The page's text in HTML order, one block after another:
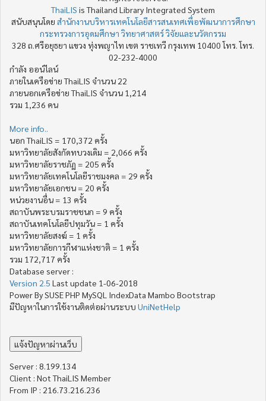
ThaiLIS is Thailand Library Integrated System
สนับสนุนโดย สำนักงานบริหารเทคโนโลยีสารสนเทศเพื่อพัฒนาการศึกษา
กระทรวงการอุดมศึกษา วิทยาศาสตร์ วิจัยและนวัตกรรม
328 ถ.ศรีอยุธยา แขวง ทุ่งพญาไท เขต ราชเทวี กรุงเทพ 10400 โทร. โทร.
02-232-4000
กำลัง ออน์ไลน์
ภายในเครือข่าย ThaiLIS จำนวน 22
ภายนอกเครือข่าย ThaiLIS จำนวน 1,214
รวม 1,236 คน
More info..
นอก ThaiLIS = 170,372 ครั้ง
มหาวิทยาลัยสังกัดทบวงเดิม = 2,066 ครั้ง
มหาวิทยาลัยราชภัฏ = 205 ครั้ง
มหาวิทยาลัยเทคโนโลยีราชมงคล = 29 ครั้ง
มหาวิทยาลัยเอกชน = 20 ครั้ง
หน่วยงานอื่น = 13 ครั้ง
สถาบันพระบรมราชชนก = 9 ครั้ง
สถาบันเทคโนโลยีปทุมวัน = 1 ครั้ง
มหาวิทยาลัยสงฆ์ = 1 ครั้ง
มหาวิทยาลัยการกีฬาแห่งชาติ = 1 ครั้ง
รวม 172,717 ครั้ง
Database server :
Version 2.5 Last update 1-06-2018
Power By SUSE PHP MySQL IndexData Mambo Bootstrap
มีปัญหาในการใช้งานติดต่อผ่านระบบ UniNetHelp
Server : 8.199.134
Client : Not ThaiLIS Member
From IP : 216.73.216.236